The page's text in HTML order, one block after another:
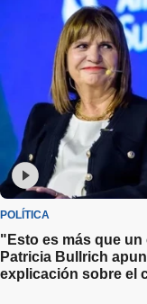
POLÍTICA
"Esto es más que un
Patricia Bullrich
explicación sobre el